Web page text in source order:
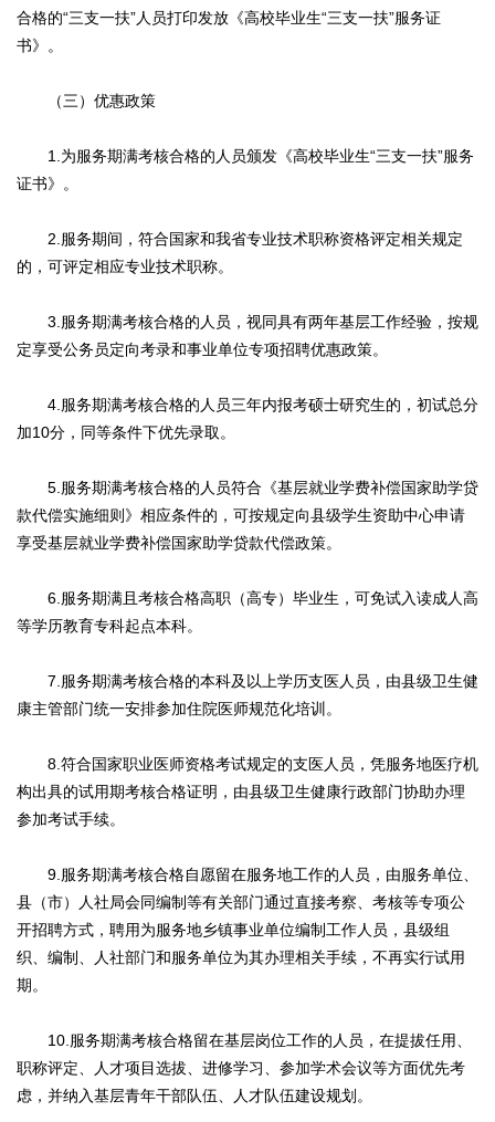
合格的“三支一扶”人员打印发放《高校毕业生“三支一扶”服务证
书》。
（三）优惠政策
1.为服务期满考核合格的人员颁发《高校毕业生“三支一扶”服务
证书》。
2.服务期间，符合国家和我省专业技术职称资格评定相关规定
的，可评定相应专业技术职称。
3.服务期满考核合格的人员，视同具有两年基层工作经验，按规
定享受公务员定向考录和事业单位专项招聘优惠政策。
4.服务期满考核合格的人员三年内报考硕士研究生的，初试总分
加10分，同等条件下优先录取。
5.服务期满考核合格的人员符合《基层就业学费补偿国家助学贷
款代偿实施细则》相应条件的，可按规定向县级学生资助中心申请
享受基层就业学费补偿国家助学贷款代偿政策。
6.服务期满且考核合格高职（高专）毕业生，可免试入读成人高
等学历教育专科起点本科。
7.服务期满考核合格的本科及以上学历支医人员，由县级卫生健
康主管部门统一安排参加住院医师规范化培训。
8.符合国家职业医师资格考试规定的支医人员，凭服务地医疗机
构出具的试用期考核合格证明，由县级卫生健康行政部门协助办理
参加考试手续。
9.服务期满考核合格自愿留在服务地工作的人员，由服务单位、
县（市）人社局会同编制等有关部门通过直接考察、考核等专项公
开招聘方式，聘用为服务地乡镇事业单位编制工作人员，县级组
织、编制、人社部门和服务单位为其办理相关手续，不再实行试用
期。
10.服务期满考核合格留在基层岗位工作的人员，在提拔任用、
职称评定、人才项目选拔、进修学习、参加学术会议等方面优先考
虑，并纳入基层青年干部队伍、人才队伍建设规划。